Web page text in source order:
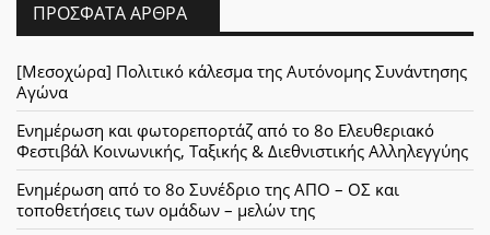
ΠΡΌΣΦΑΤΑ ΆΡΘΡΑ
[Μεσοχώρα] Πολιτικό κάλεσμα της Αυτόνομης Συνάντησης
Αγώνα
Ενημέρωση και φωτορεπορτάζ από το 8ο Ελευθεριακό
Φεστιβάλ Κοινωνικής, Ταξικής & Διεθνιστικής Αλληλεγγύης
Ενημέρωση από το 8ο Συνέδριο της ΑΠΟ – ΟΣ και
τοποθετήσεις των ομάδων – μελών της